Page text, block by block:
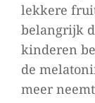
lekkere
belangrijk
kinderen
de
meer